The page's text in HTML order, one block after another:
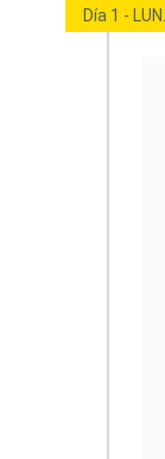
Día 1 - LUN.